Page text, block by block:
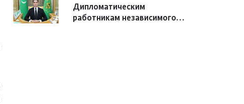
Дипломатическим
работникам независимого